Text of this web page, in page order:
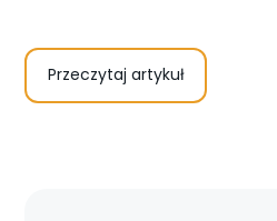
Przeczytaj artykuł